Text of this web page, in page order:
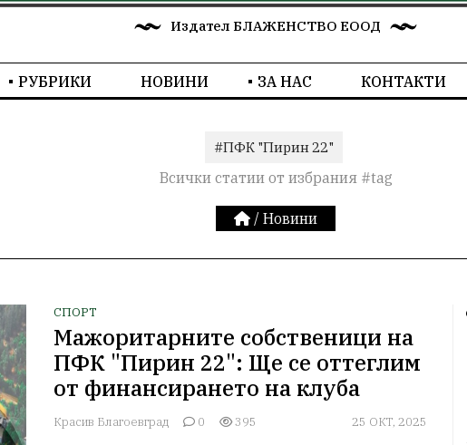
Издател БЛАЖЕНСТВО ЕООД
РУБРИКИ НОВИНИ ЗА НАС КОНТАКТИ
#ПФК "Пирин 22"
Всички статии от избрания #tag
/ Новини
СПОРТ
Мажоритарните собственици на
ПФК "Пирин 22": Ще се оттеглим
от финансирането на клуба
Красив Благоевград 0 395 25 ОКТ, 2025